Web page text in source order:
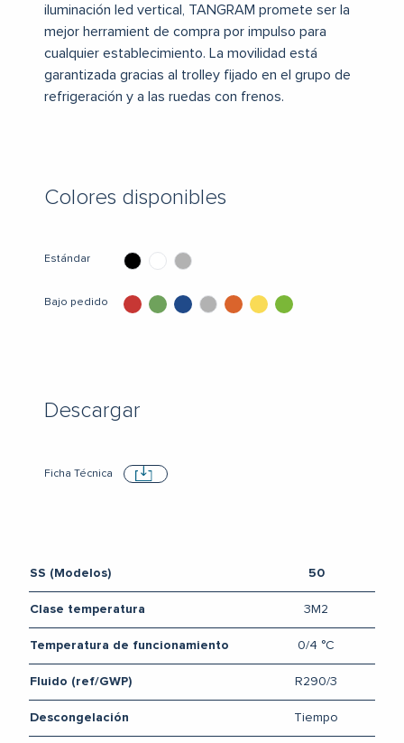
iluminación led vertical, TANGRAM promete ser la
mejor herramient de compra por impulso para
cualquier establecimiento. La movilidad está
garantizada gracias al trolley fijado en el grupo de
refrigeración y a las ruedas con frenos.
Colores disponibles
Estándar
Bajo pedido
Descargar
Ficha Técnica Descargar
SS (Modelos) 50
Clase temperatura 3M2
Temperatura de funcionamiento 0/4 °C
Fluido (ref/GWP) R290/3
Descongelación Tiempo